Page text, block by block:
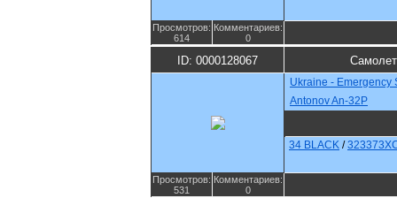
Просмотров:
614
Комментариев:
0
ID: 0000128067
Ukraine - Emergency
Antonov An-32P
34 BLACK /
Просмотров:
531
Комментариев:
0